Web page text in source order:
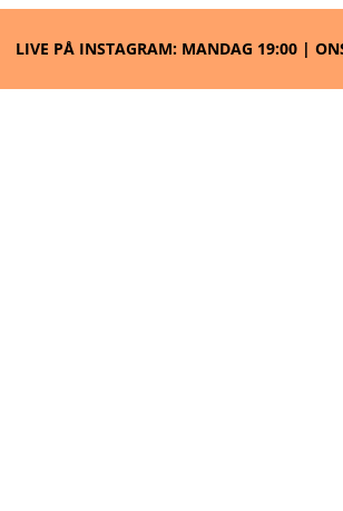
| ONSDAG: 18:00 + HELG OG HAPPY HOURS